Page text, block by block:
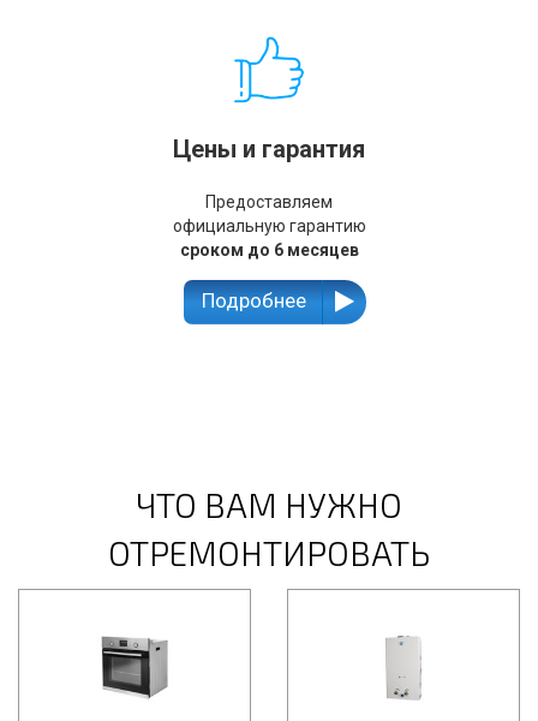
Цены и гарантия
Предоставляем
официальную гарантию
сроком до 6 месяцев
Подробнее
ЧТО ВАМ НУЖНО
ОТРЕМОНТИРОВАТЬ